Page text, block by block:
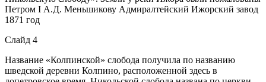
Петром I А.Д. Меньшикову Адмиралтейский Ижорский завод
1871 год
Слайд 4
Название «Колпинской» слобода получила по названию
шведской деревни Колпино, расположенной здесь в